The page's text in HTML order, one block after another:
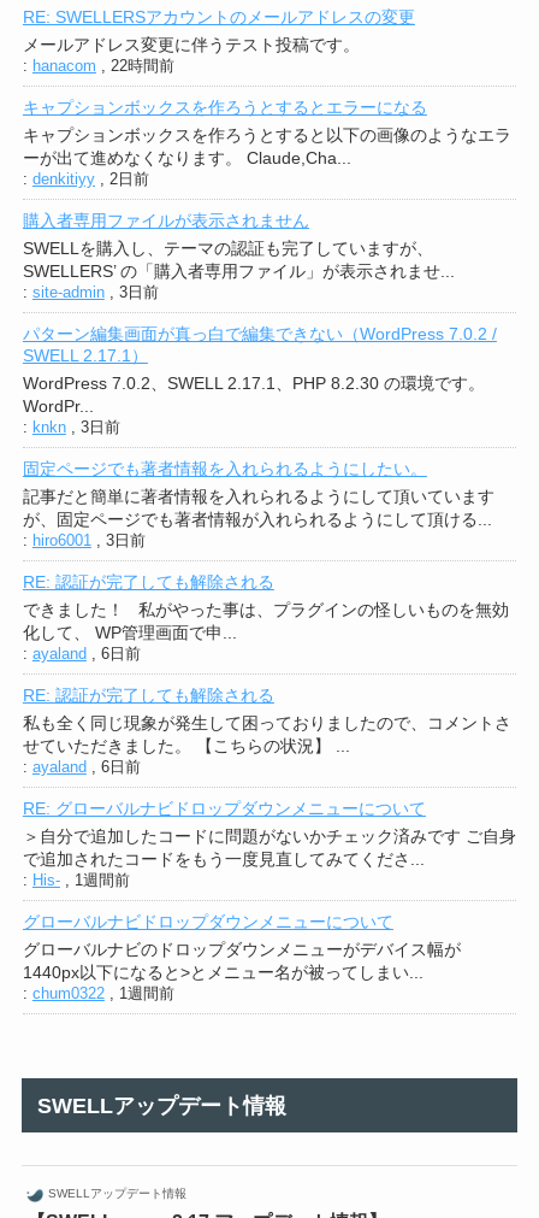
RE: SWELLERSアカウントのメールアドレスの変更
メールアドレス変更に伴うテスト投稿です。
: hanacom , 22時間前
キャプションボックスを作ろうとするとエラーになる
キャプションボックスを作ろうとすると以下の画像のようなエラ
ーが出て進めなくなります。 Claude,Cha...
: denkitiyy, 2日前
購入者専用ファイルが表示されません
SWELLを購入し、テーマの認証も完了していますが、
SWELLERS’ の「購入者専用ファイル」が表示されませ...
: site-admin, 3日前
パターン編集画面が真っ白で編集できない（WordPress 7.0.2 /
SWELL 2.17.1）
WordPress 7.0.2、SWELL 2.17.1、PHP 8.2.30 の環境です。
WordPr...
: knkn, 3日前
固定ページでも著者情報を入れられるようにしたい。
記事だと簡単に著者情報を入れられるようにして頂いています
が、固定ページでも著者情報が入れられるようにして頂ける...
: hiro6001, 3日前
RE: 認証が完了しても解除される
できました！ 私がやった事は、プラグインの怪しいものを無効
化して、 WP管理画面で申...
: ayaland , 6日前
RE: 認証が完了しても解除される
私も全く同じ現象が発生して困っておりましたので、コメントさ
せていただきました。 【こちらの状況】 ...
: ayaland , 6日前
RE: グローバルナビドロップダウンメニューについて
＞自分で追加したコードに問題がないかチェック済みです ご自身
で追加されたコードをもう一度見直してみてくださ...
: His-, 1週間前
グローバルナビドロップダウンメニューについて
グローバルナビのドロップダウンメニューがデバイス幅が
1440px以下になると>とメニュー名が被ってしまい...
: chum0322, 1週間前
SWELLアップデート情報
SWELLアップデート情報